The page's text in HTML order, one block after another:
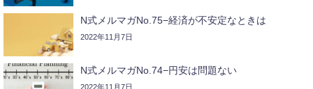
N式メルマガNo.75−経済が不安定なときは
2022年11月7日
N式メルマガNo.74−円安は問題ない
2022年11月7日